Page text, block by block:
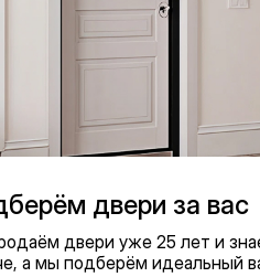
двери за вас
двери уже 25 лет и
а мы подберём идеальный